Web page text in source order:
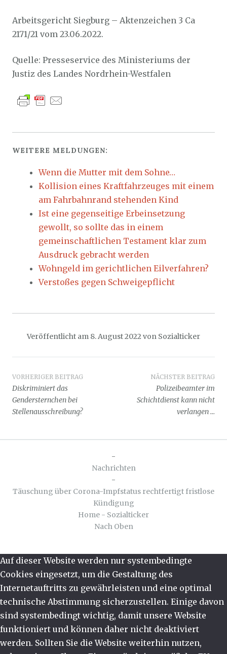
Arbeitsgericht Siegburg – Aktenzeichen 3 Ca
2171/21 vom 23.06.2022.
Quelle: Presseservice des Ministeriums der
Justiz des Landes Nordrhein-Westfalen
WEITERE MELDUNGEN:
Wenn die Mutter mit dem Sohne…
Kollision eines Kraftfahrzeuges mit einem
am Fahrbahnrand stehenden Kind
Ist eine gegenseitige Erbeinsetzung
gewollt, so sollte das in einem
gemeinschaftlichen Testament klar zum
Ausdruck gebracht werden
Wohngeld im gerichtlichen Eilverfahren?
Verstoßes gegen Schweigepflicht
Veröffentlicht am 8. August 2022 von Sozialticker
Beitragsnavigation
VORHERIGER BEITRAG
Diskriminiert das
Gendersternchen bei
Stellenausschreibung?
NÄCHSTER BEITRAG
Polizeibeamter im
Schichtdienst kann nicht
verlangen …
-
Nachrichten
-
Täuschung über Corona-Impfstatus rechtfertigt fristlose
Kündigung
Home - Sozialticker
Nach Oben
Auf dieser Website werden nur systembedingte
Cookies eingesetzt, um die Gestaltung des
Internetauftritts zu gewährleisten und eine optimal
technische Abstimmung sicherzustellen. Einige davon
sind systembedingt wichtig, damit unsere Website
funktioniert und können daher nicht deaktiviert
werden. Sollten Sie die Website weiterhin nutzen,